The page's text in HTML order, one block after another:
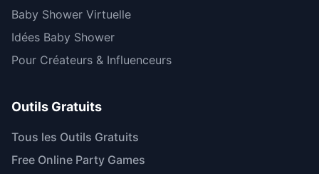
Baby Shower Virtuelle
Idées Baby Shower
Pour Créateurs & Influenceurs
Outils Gratuits
Tous les Outils Gratuits
Free Online Party Games